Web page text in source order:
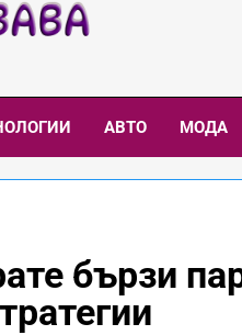
АВТО МОДА
бързи